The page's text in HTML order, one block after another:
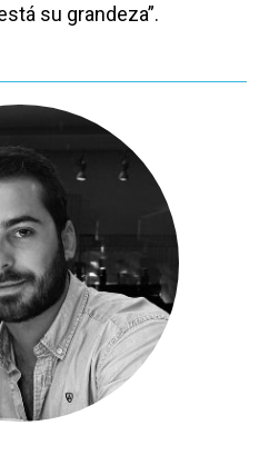
su grandeza”.
Castilla-La
Toledo
Ciudad Real
Sanidad
Economía